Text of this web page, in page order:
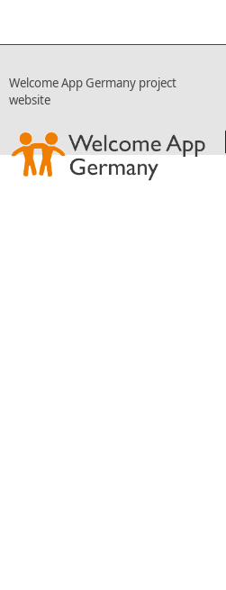
Welcome App Germany project
website